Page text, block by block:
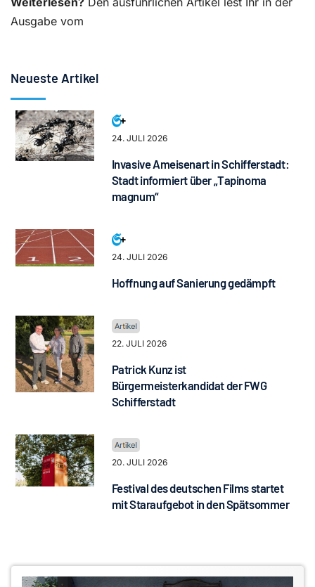
Ausgabe vom
Neueste Artikel
24. JULI 2026
Invasive Ameisenart in Schifferstadt:
Stadt informiert über „Tapinoma
magnum“
24. JULI 2026
Hoffnung auf Sanierung gedämpft
22. JULI 2026
Patrick Kunz ist
Bürgermeisterkandidat der FWG
Schifferstadt
20. JULI 2026
Festival des deutschen Films startet
mit Staraufgebot in den Spätsommer